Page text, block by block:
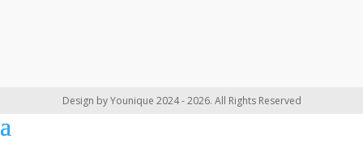
Design by Younique 2024 - 2026. All Rights Reserved